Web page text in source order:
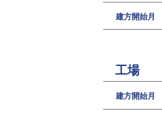
建方開始月
工場
建方開始月